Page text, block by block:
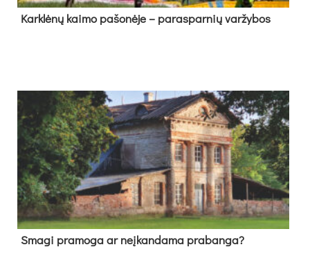
Kark­lė­nų kai­mo pa­šo­nė­je – pa­ras­par­nių var­žy­bos
Sma­gi pra­mo­ga ar neį­kan­da­ma pra­ban­ga?